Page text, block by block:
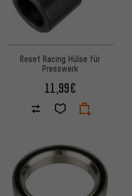
Reset Racing Hülse für
Presswerk
11,99€